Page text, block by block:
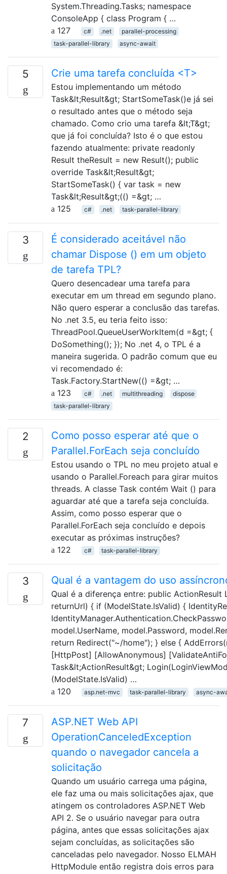
System.Threading.Tasks; namespace
ConsoleApp { class Program { …
127
c# .net
parallel-processing
task-parallel-library
async-await
5 Crie uma tarefa concluída <T>
Estou implementando um método
Task&lt;Result&gt; StartSomeTask()e já sei
o resultado antes que o método seja
chamado. Como crio uma tarefa &lt;T&gt;
que já foi concluída? Isto é o que estou
fazendo atualmente: private readonly
Result theResult = new Result(); public
override Task&lt;Result&gt;
StartSomeTask() { var task = new
Task&lt;Result&gt;(() =&gt; …
125
c# .net task-parallel-library
3
É considerado aceitável não
chamar Dispose () em um objeto
de tarefa TPL?
Quero desencadear uma tarefa para
executar em um thread em segundo plano.
Não quero esperar a conclusão das tarefas.
No .net 3.5, eu teria feito isso:
ThreadPool.QueueUserWorkItem(d =&gt; {
DoSomething(); }); No .net 4, o TPL é a
maneira sugerida. O padrão comum que eu
vi recomendado é:
Task.Factory.StartNew(() =&gt; …
123
c# .net multithreading
dispose
task-parallel-library
2
Como posso esperar até que o
Parallel.ForEach seja concluído
Estou usando o TPL no meu projeto atual e
usando o Parallel.Foreach para girar muitos
threads. A classe Task contém Wait () para
aguardar até que a tarefa seja concluída.
Assim, como posso esperar que o
Parallel.ForEach seja concluído e depois
executar as próximas instruções?
122
c# task-parallel-library
3 Qual é a vantagem do uso
Qual é a diferença entre: public
returnUrl) { if (ModelState.IsValid) {
model.UserName, model.Password,
return Redirect("~/home"); } else {
[HttpPost] [AllowAnonymous]
Task&lt;ActionResult&gt;
(ModelState.IsValid) …
120
asp.net-mvc task-parallel-library async-
7
ASP.NET Web API
OperationCanceledException
quando o navegador cancela a
solicitação
Quando um usuário carrega uma página,
ele faz uma ou mais solicitações ajax, que
atingem os controladores ASP.NET Web
API 2. Se o usuário navegar para outra
página, antes que essas solicitações ajax
sejam concluídas, as solicitações são
canceladas pelo navegador. Nosso ELMAH
HttpModule então registra dois erros para